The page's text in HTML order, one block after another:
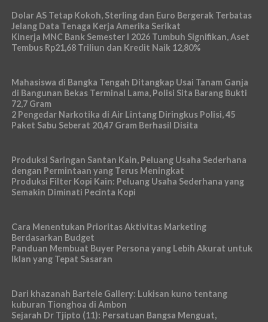
Dolar AS Tetap Kokoh, Sterling dan Euro Bergerak Terbatas
Jelang Data Tenaga Kerja Amerika Serikat
Kinerja MNC Bank Semester I 2026 Tumbuh Signifikan, Aset
Tembus Rp21,68 Triliun dan Kredit Naik 12,80%
Mahasiswa di Bangka Tengah Ditangkap Usai Tanam Ganja
di Bangunan Bekas Terminal Lama, Polisi Sita Barang Bukti
72,7 Gram
2 Pengedar Narkotika di Air Lintang Diringkus Polisi, 45
Paket Sabu Seberat 20,47 Gram Berhasil Disita
Produksi Saringan Santan Kain, Peluang Usaha Sederhana
dengan Permintaan yang Terus Meningkat
Produksi Filter Kopi Kain: Peluang Usaha Sederhana yang
Semakin Diminati Pecinta Kopi
Cara Menentukan Prioritas Aktivitas Marketing
Berdasarkan Budget
Panduan Membuat Buyer Persona yang Lebih Akurat untuk
Iklan yang Tepat Sasaran
Dari khazanah Bartele Gallery: Lukisan kuno tentang
kuburan Tionghoa di Ambon
Sejarah Dr Tjipto (11): Persatuan Bangsa Menguat,